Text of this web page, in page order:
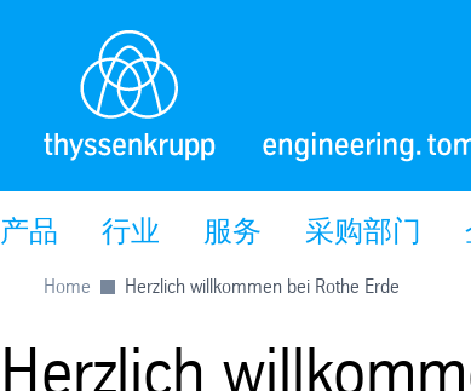
产品 行业 服务 采购部门
Home Herzlich willkommen bei Rothe Erde
Herzlich